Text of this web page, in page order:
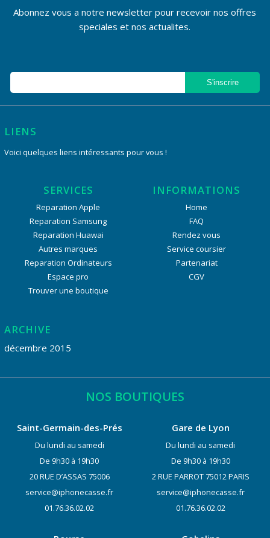
Abonnez vous a notre newsletter pour recevoir nos offres
speciales et nos actualites.
LIENS
Voici quelques liens intéressants pour vous !
SERVICES
Reparation Apple
Reparation Samsung
Reparation Huawai
Autres marques
Reparation Ordinateurs
Espace pro
Trouver une boutique
INFORMATIONS
Home
FAQ
Rendez vous
Service coursier
Partenariat
CGV
ARCHIVE
décembre 2015
NOS BOUTIQUES
Saint-Germain-des-Prés
Du lundi au samedi
De 9h30 à 19h30
20 RUE D’ASSAS 75006
service@iphonecasse.fr
01.76.36.02.02
Gare de Lyon
Du lundi au samedi
De 9h30 à 19h30
2 RUE PARROT 75012 PARIS
service@iphonecasse.fr
01.76.36.02.02